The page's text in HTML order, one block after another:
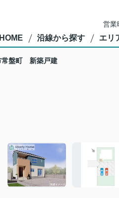
営
HOME 沿線から探す エリ
常盤町 新築戸建